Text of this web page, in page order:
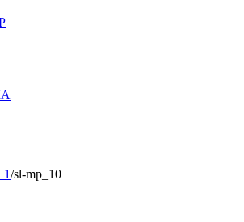
/sl-mp_10